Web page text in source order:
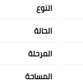
النوع
الحالة
المرحلة
المساحة